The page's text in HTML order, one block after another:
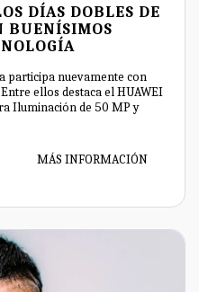
DÍAS DOBLES DE
BUENÍSIMOS
participa nuevamente con
ellos destaca el HUAWEI
Iluminación de 50 MP y
MÁS INFORMACIÓN